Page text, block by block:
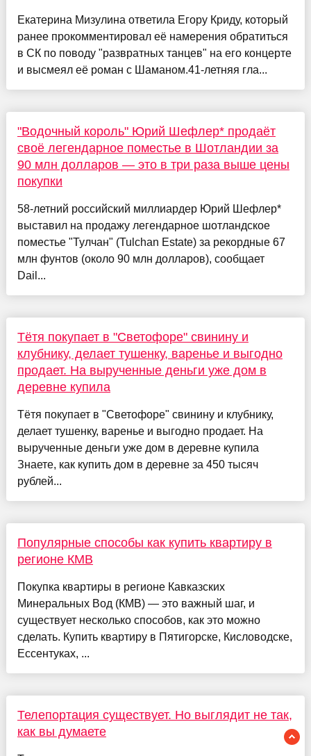
Екатерина Мизулина ответила Егору Криду, который
ранее прокомментировал её намерения обратиться
в СК по поводу "развратных танцев" на его концерте
и высмеял её роман с Шаманом.41-летняя гла...
"Водочный король" Юрий Шефлер* продаёт
своё легендарное поместье в Шотландии за
90 млн долларов — это в три раза выше цены
покупки
58-летний российский миллиардер Юрий Шефлер*
выставил на продажу легендарное шотландское
поместье "Тулчан" (Tulchan Estate) за рекордные 67
млн фунтов (около 90 млн долларов), сообщает
Dail...
Тётя покупает в "Светофоре" свинину и
клубнику, делает тушенку, варенье и выгодно
продает. На вырученные деньги уже дом в
деревне купила
Тётя покупает в "Светофоре" свинину и клубнику,
делает тушенку, варенье и выгодно продает. На
вырученные деньги уже дом в деревне купила
Знаете, как купить дом в деревне за 450 тысяч
рублей...
Популярные способы как купить квартиру в
регионе КМВ
Покупка квартиры в регионе Кавказских
Минеральных Вод (КМВ) — это важный шаг, и
существует несколько способов, как это можно
сделать. Купить квартиру в Пятигорске, Кисловодске,
Ессентуках, ...
Телепортация существует. Но выглядит не так,
как вы думаете